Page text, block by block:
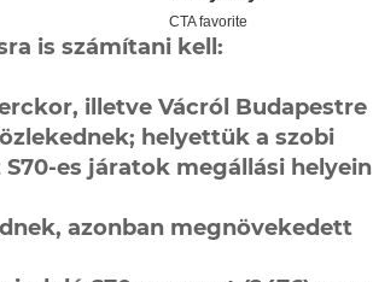
is számítani kell:
illetve Vácról Budapestre
helyettük a szobi
es járatok megállási helyein
azonban megnövekedett